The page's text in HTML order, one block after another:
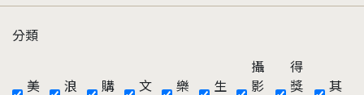
分類
美
浪
購
文
樂
生
攝
影
得
獎
其